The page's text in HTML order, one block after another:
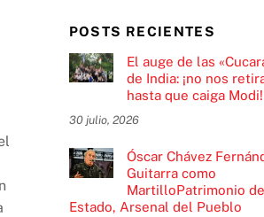
POSTS RECIENTES
El auge de las
de India: ¡no nos
hasta que caiga Modi!
30 julio, 2026
Óscar Chávez
Guitarra como
MartilloPatrimonio
Estado, Arsenal del Pueblo